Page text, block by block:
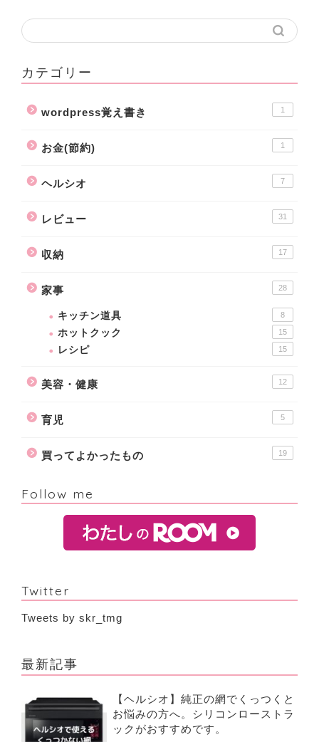
カテゴリー
wordpress覚え書き 1
お金(節約) 1
ヘルシオ 7
レビュー 31
収納 17
家事 28
キッチン道具 8
ホットクック 15
レシピ 15
美容・健康 12
育児 5
買ってよかったもの 19
Follow me
Twitter
Tweets by skr_tmg
最新記事
【ヘルシオ】純正の網でくっつくと
お悩みの方へ。シリコンローストラ
ックがおすすめです。